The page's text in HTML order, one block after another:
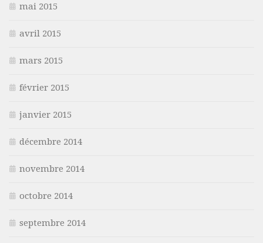
mai 2015
avril 2015
mars 2015
février 2015
janvier 2015
décembre 2014
novembre 2014
octobre 2014
septembre 2014